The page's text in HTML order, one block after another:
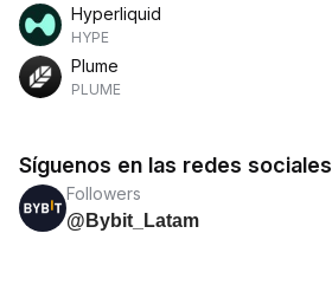
Hyperliquid
HYPE
Plume
PLUME
Síguenos en las redes sociales
Followers
@Bybit_Latam